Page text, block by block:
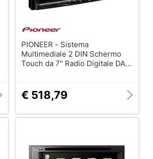
PIONEER - Sistema
Multimediale 2 DIN Schermo
Touch da 7" Radio Digitale DAB
€ 518,79